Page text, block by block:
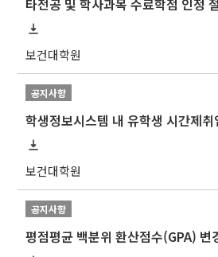
보건대학원
공지사항
보건대학원
공지사항
평점평균 백분위 환산점수(GPA) 변